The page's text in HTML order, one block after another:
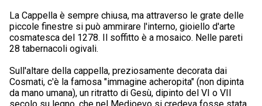
La Cappella è sempre chiusa, ma attraverso le grate delle
piccole finestre si può ammirare l'interno, gioiello d'arte
cosmatesca del 1278. Il soffitto è a mosaico. Nelle pareti
28 tabernacoli ogivali.
Sull'altare della cappella, preziosamente decorata dai
Cosmati, c'è la famosa "immagine acheropita" (non dipinta
da mano umana), un ritratto di Gesù, dipinto del VI o VII